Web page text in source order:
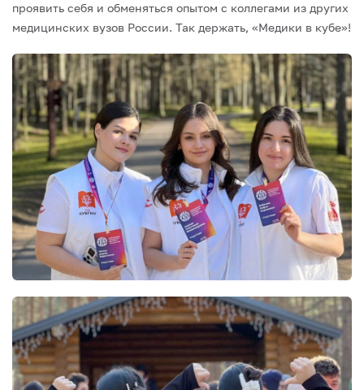
проявить себя и обменяться опытом с коллегами из других
медицинских вузов России. Так держать, «Медики в кубе»!